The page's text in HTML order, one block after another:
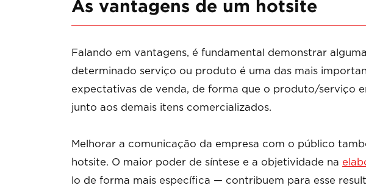
As vantagens de um hotsite
Falando em vantagens, é fundamental demonstrar
determinado serviço ou produto é uma das mais
expectativas de venda, de forma que o produto/serviço
junto aos demais itens comercializados.
Melhorar a comunicação da empresa com o público
hotsite. O maior poder de síntese e a objetividade na
lo de forma mais específica — contribuem para esse